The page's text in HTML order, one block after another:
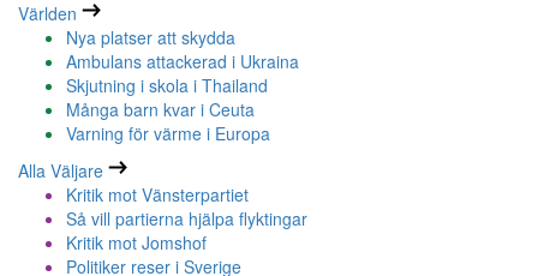
Världen
Nya platser att skydda
Ambulans attackerad i Ukraina
Skjutning i skola i Thailand
Många barn kvar i Ceuta
Varning för värme i Europa
Alla Väljare
Kritik mot Vänsterpartiet
Så vill partierna hjälpa flyktingar
Kritik mot Jomshof
Politiker reser i Sverige